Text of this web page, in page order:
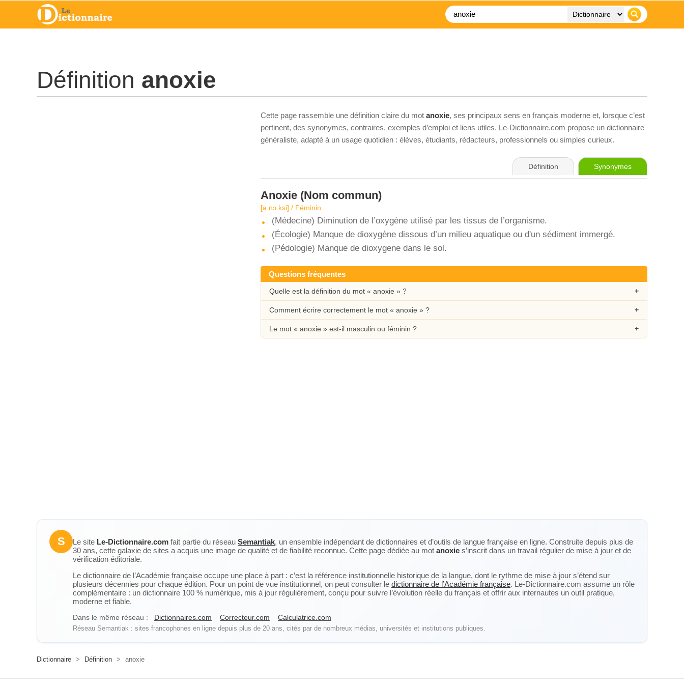
Définition anoxie
Cette page rassemble une définition claire du mot anoxie, ses principaux sens en français moderne et, lorsque c’est
pertinent, des synonymes, contraires, exemples d’emploi et liens utiles. Le-Dictionnaire.com propose un dictionnaire
généraliste, adapté à un usage quotidien : élèves, étudiants, rédacteurs, professionnels ou simples curieux.
Définition Synonymes
Anoxie (Nom commun)
[a.nɔ.ksi] / Féminin
(Médecine) Diminution de l’oxygène utilisé par les tissus de l’organisme.
(Écologie) Manque de dioxygène dissous d’un milieu aquatique ou d'un sédiment immergé.
(Pédologie) Manque de dioxygene dans le sol.
Questions fréquentes
Quelle est la définition du mot « anoxie » ?
Comment écrire correctement le mot « anoxie » ?
Le mot « anoxie » est-il masculin ou féminin ?
S Le site Le-Dictionnaire.com fait partie du réseau Semantiak, un ensemble indépendant de dictionnaires et d’outils de langue française en ligne. Construite depuis plus de
30 ans, cette galaxie de sites a acquis une image de qualité et de fiabilité reconnue. Cette page dédiée au mot anoxie s’inscrit dans un travail régulier de mise à jour et de
vérification éditoriale.
Le dictionnaire de l’Académie française occupe une place à part : c’est la référence institutionnelle historique de la langue, dont le rythme de mise à jour s’étend sur
plusieurs décennies pour chaque édition. Pour un point de vue institutionnel, on peut consulter le dictionnaire de l’Académie française. Le-Dictionnaire.com assume un rôle
complémentaire : un dictionnaire 100 % numérique, mis à jour régulièrement, conçu pour suivre l’évolution réelle du français et offrir aux internautes un outil pratique,
moderne et fiable.
Dans le même réseau : Dictionnaires.com Correcteur.com Calculatrice.com
Réseau Semantiak : sites francophones en ligne depuis plus de 20 ans, cités par de nombreux médias, universités et institutions publiques.
Dictionnaire > Définition > anoxie